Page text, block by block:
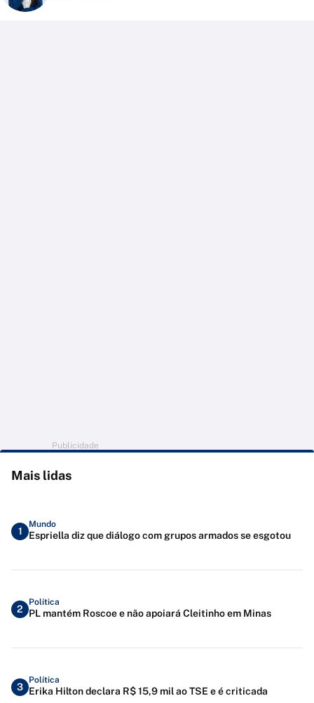
Publicidade
Mais lidas
1
Mundo
Espriella diz que diálogo com grupos armados se esgotou
2
Política
PL mantém Roscoe e não apoiará Cleitinho em Minas
3
Política
Erika Hilton declara R$ 15,9 mil ao TSE e é criticada